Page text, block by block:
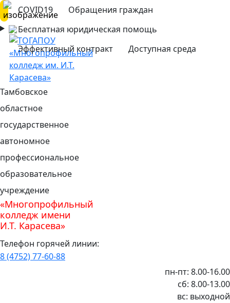
COVID19
Обращения граждан
Бесплатная юридическая помощь
Эффективный контракт
Доступная среда
Тамбовское
областное
государственное
автономное
профессиональное
образовательное
учреждение
«Многопрофильный
колледж имени
И.Т. Карасева»
Телефон горячей линии:
8 (4752) 77-60-88
пн-пт: 8.00-16.00
сб: 8.00-13.00
вс: выходной